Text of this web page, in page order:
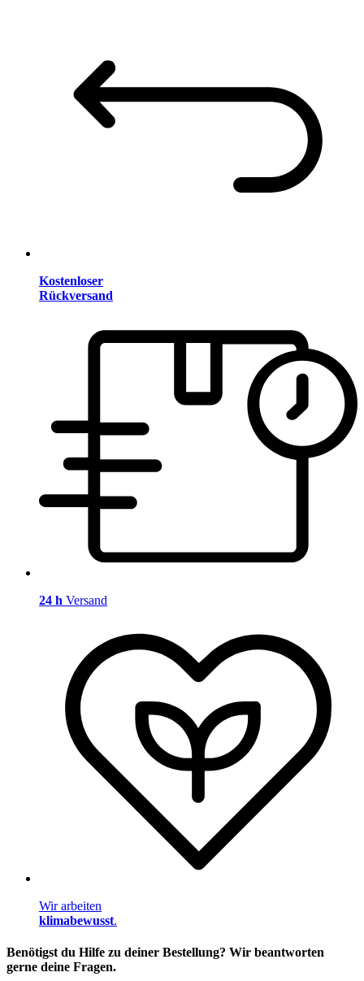
Kostenloser
Rückversand
24 h Versand
Wir arbeiten
klimabewusst.
Benötigst du Hilfe zu deiner Bestellung? Wir beantworten
gerne deine Fragen.